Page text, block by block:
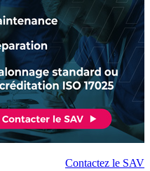
Contactez le SAV